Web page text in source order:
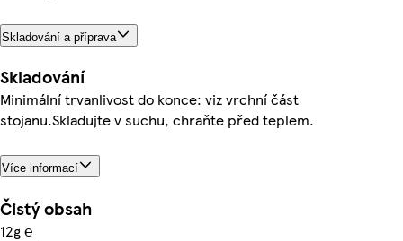
Skladování a příprava
Skladování
Minimální trvanlivost do konce: viz vrchní část
stojanu.Skladujte v suchu, chraňte před teplem.
Více informací
Čistý obsah
12g ℮